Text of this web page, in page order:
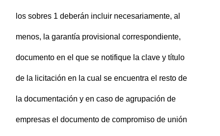
los sobres 1 deberán incluir necesariamente, al
menos, la garantía provisional correspondiente,
documento en el que se notifique la clave y título
de la licitación en la cual se encuentra el resto de
la documentación y en caso de agrupación de
empresas el documento de compromiso de unión